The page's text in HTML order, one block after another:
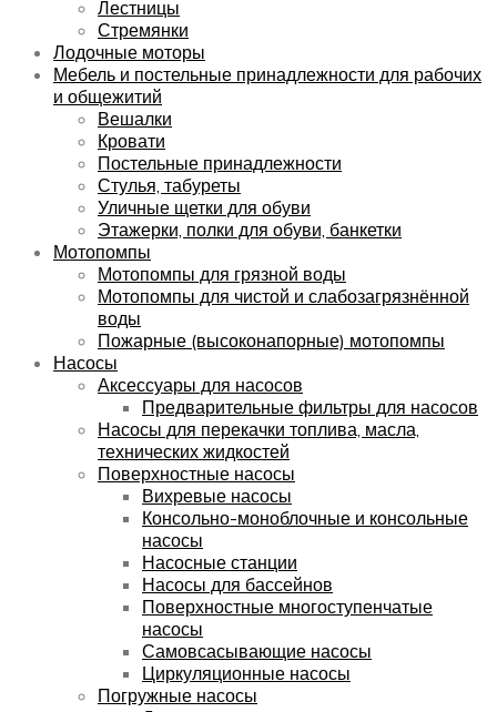
Лестницы
Стремянки
Лодочные моторы
Мебель и постельные принадлежности для рабочих
и общежитий
Вешалки
Кровати
Постельные принадлежности
Стулья, табуреты
Уличные щетки для обуви
Этажерки, полки для обуви, банкетки
Мотопомпы
Мотопомпы для грязной воды
Мотопомпы для чистой и слабозагрязнённой
воды
Пожарные (высоконапорные) мотопомпы
Насосы
Аксессуары для насосов
Предварительные фильтры для насосов
Насосы для перекачки топлива, масла,
технических жидкостей
Поверхностные насосы
Вихревые насосы
Консольно-моноблочные и консольные
насосы
Насосные станции
Насосы для бассейнов
Поверхностные многоступенчатые
насосы
Самовсасывающие насосы
Циркуляционные насосы
Погружные насосы